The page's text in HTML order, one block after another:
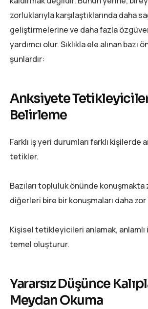
zorluklarıyla karşılaştıklarında daha
geliştirmelerine ve daha fazla
yardımcı olur. Sıklıkla ele alınan bazı
şunlardır:
Anksiyete
Belirleme
Farklı iş yeri durumları farklı kişilerde
tetikler.
Bazıları topluluk önünde konuşmakta
diğerleri bire bir konuşmaları daha zor
Kişisel tetikleyicileri anlamak,
temel oluşturur.
Yararsız Düşünce
Meydan Okuma